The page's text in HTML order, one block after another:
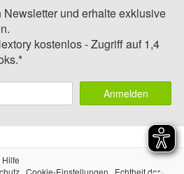
und erhalte exklusive
kostenlos - Zugriff auf 1,4
Anmelden
Hilfe